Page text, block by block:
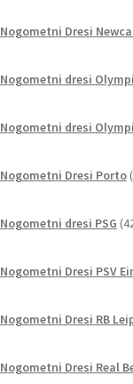
Nogometni Dresi
Nogometni dresi
Nogometni dresi
Nogometni Dresi Porto
Nogometni dresi PSG
Nogometni Dresi PSV
Nogometni Dresi RB
Nogometni Dresi Real